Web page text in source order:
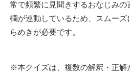
常で頻繁に見聞きするおなじみの
欄が連動しているため、スムーズ
らめきが必要です。
※本クイズは、複数の解釈・正解